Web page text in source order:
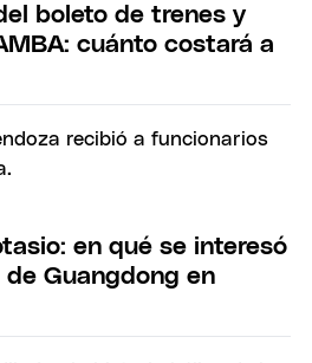
boleto de trenes y
cuánto costará a
en qué se interesó
Guangdong en